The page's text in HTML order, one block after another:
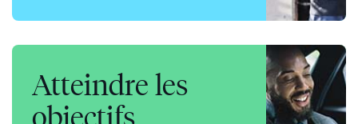
Atteindre les
objectifs